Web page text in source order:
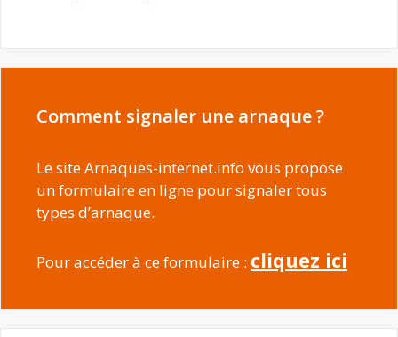
Comment signaler une arnaque ?
Le site Arnaques-internet.info vous propose
un formulaire en ligne pour signaler tous
types d’arnaque.
Pour accéder à ce formulaire : cliquez ici